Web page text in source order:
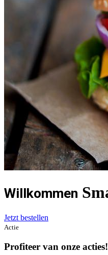
Willkommen
Jetzt bestellen
Actie
Profiteer van onze acties!